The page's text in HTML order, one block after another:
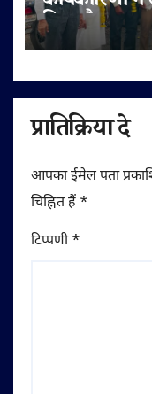
हित और
प्रातिक्रिया दे
आपका ईमेल पता
चिह्नित हैं *
टिप्पणी*